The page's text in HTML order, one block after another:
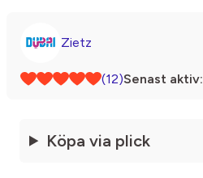
Zietz
(12)Senast aktiv:
Köpa via plick